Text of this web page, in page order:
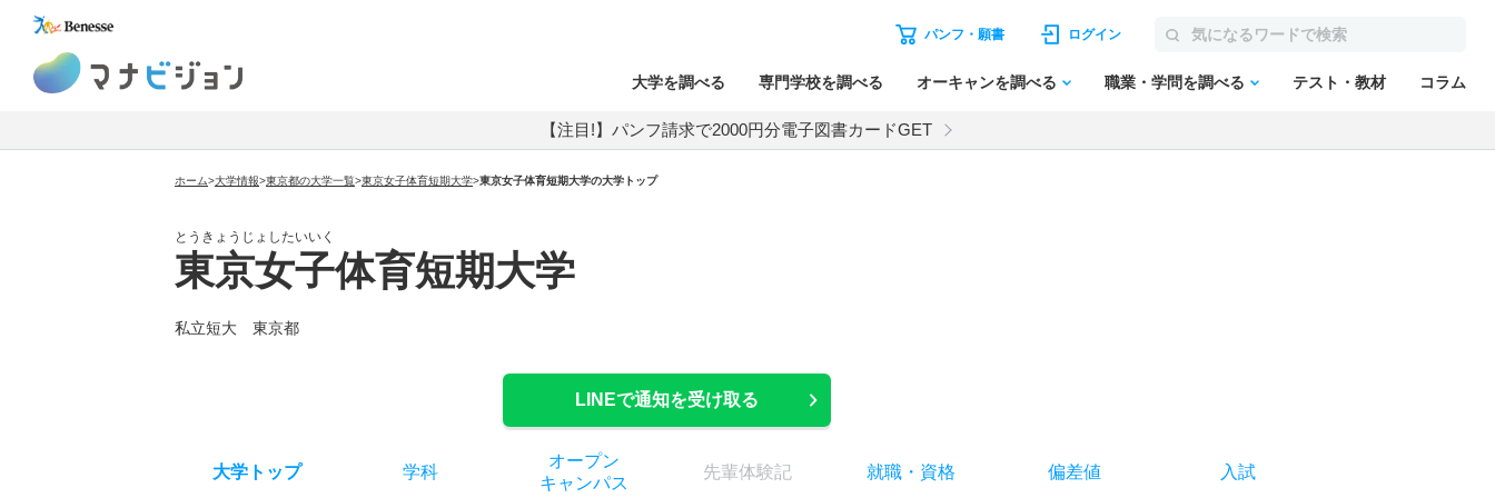
パンフ・願書 ログイン
大学を調べる 専門学校を調べる オーキャンを調べる 職業・学問を調べる テスト・教材 コラム
【注目!】パンフ請求で2000円分電子図書カードGET
ホーム>大学情報>東京都の大学一覧>東京女子体育短期大学>東京女子体育短期大学の大学トップ
とうきょうじょしたいいく
東京女子体育短期大学
私立短大 東京都
LINEで通知を受け取る
大学トップ 学科
オープン
キャンパス
先輩体験記 就職・ 資格 偏差値 入試